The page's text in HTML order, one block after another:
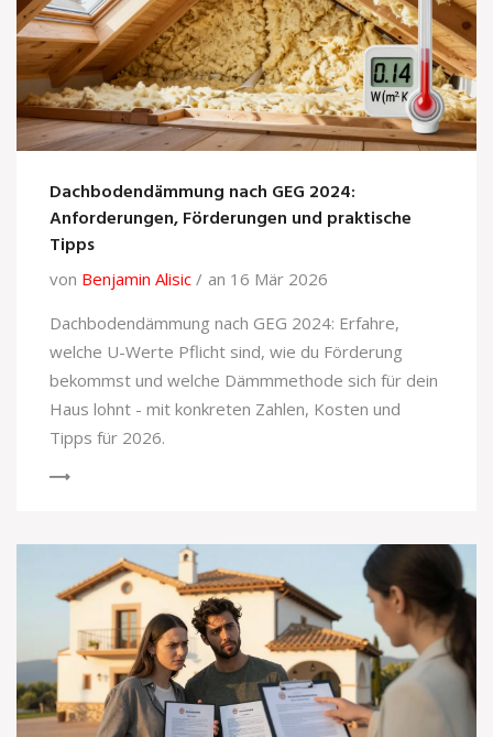
Dachbodendämmung nach GEG 2024:
Anforderungen, Förderungen und praktische
Tipps
von Benjamin Alisic
an 16 Mär 2026
Dachbodendämmung nach GEG 2024: Erfahre,
welche U-Werte Pflicht sind, wie du Förderung
bekommst und welche Dämmmethode sich für dein
Haus lohnt - mit konkreten Zahlen, Kosten und
Tipps für 2026.